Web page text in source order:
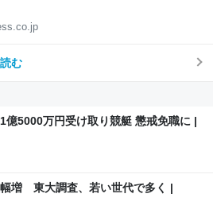
む
5000万円受け取り競艇 懲戒免職に |
増 東大調査、若い世代で多く |